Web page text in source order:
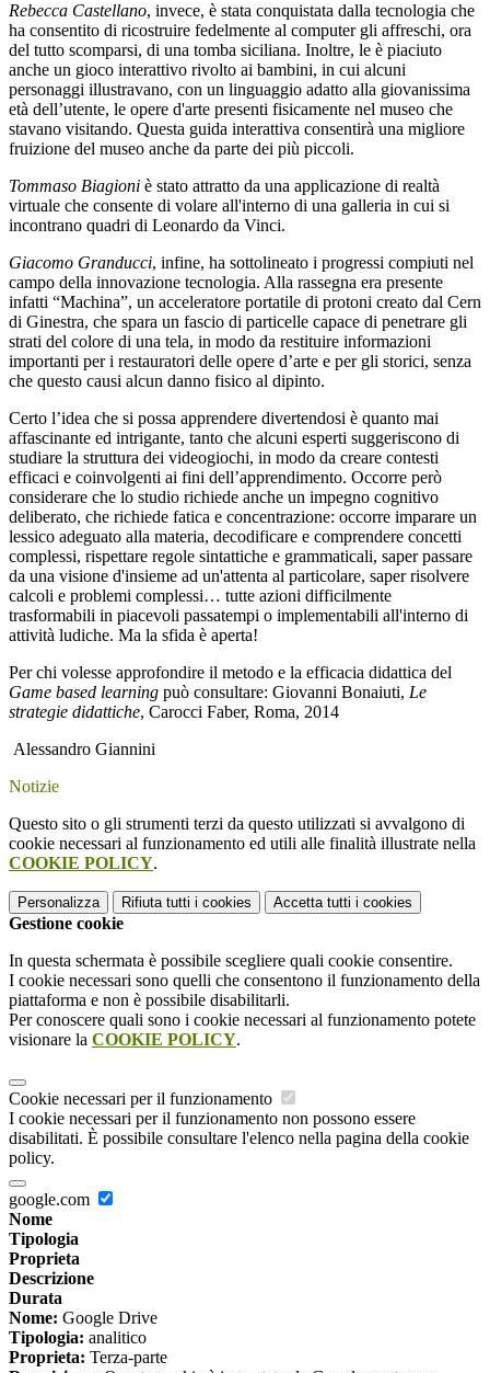
Rebecca Castellano, invece, è stata conquistata dalla tecnologia che
ha consentito di ricostruire fedelmente al computer gli affreschi, ora
del tutto scomparsi, di una tomba siciliana. Inoltre, le è piaciuto
anche un gioco interattivo rivolto ai bambini, in cui alcuni
personaggi illustravano, con un linguaggio adatto alla giovanissima
età dell’utente, le opere d'arte presenti fisicamente nel museo che
stavano visitando. Questa guida interattiva consentirà una migliore
fruizione del museo anche da parte dei più piccoli.
Tommaso Biagioni è stato attratto da una applicazione di realtà
virtuale che consente di volare all'interno di una galleria in cui si
incontrano quadri di Leonardo da Vinci.
Giacomo Granducci, infine, ha sottolineato i progressi compiuti nel
campo della innovazione tecnologia. Alla rassegna era presente
infatti “Machina”, un acceleratore portatile di protoni creato dal Cern
di Ginestra, che spara un fascio di particelle capace di penetrare gli
strati del colore di una tela, in modo da restituire informazioni
importanti per i restauratori delle opere d’arte e per gli storici, senza
che questo causi alcun danno fisico al dipinto.
Certo l’idea che si possa apprendere divertendosi è quanto mai
affascinante ed intrigante, tanto che alcuni esperti suggeriscono di
studiare la struttura dei videogiochi, in modo da creare contesti
efficaci e coinvolgenti ai fini dell’apprendimento. Occorre però
considerare che lo studio richiede anche un impegno cognitivo
deliberato, che richiede fatica e concentrazione: occorre imparare un
lessico adeguato alla materia, decodificare e comprendere concetti
complessi, rispettare regole sintattiche e grammaticali, saper passare
da una visione d'insieme ad un'attenta al particolare, saper risolvere
calcoli e problemi complessi… tutte azioni difficilmente
trasformabili in piacevoli passatempi o implementabili all'interno di
attività ludiche. Ma la sfida è aperta!
Per chi volesse approfondire il metodo e la efficacia didattica del
Game based learning può consultare: Giovanni Bonaiuti, Le
strategie didattiche, Carocci Faber, Roma, 2014
Alessandro Giannini
Notizie
Questo sito o gli strumenti terzi da questo utilizzati si avvalgono di
cookie necessari al funzionamento ed utili alle finalità illustrate nella
COOKIE POLICY.
Personalizza Rifiuta tutti i cookies Accetta tutti i cookies
Gestione cookie
In questa schermata è possibile scegliere quali cookie consentire.
I cookie necessari sono quelli che consentono il funzionamento della
piattaforma e non è possibile disabilitarli.
Per conoscere quali sono i cookie necessari al funzionamento potete
visionare la COOKIE POLICY.
Cookie necessari per il funzionamento
I cookie necessari per il funzionamento non possono essere
disabilitati. È possibile consultare l'elenco nella pagina della cookie
policy.
google.com
Nome
Tipologia
Proprieta
Descrizione
Durata
Nome: Google Drive
Tipologia: analitico
Proprieta: Terza-parte